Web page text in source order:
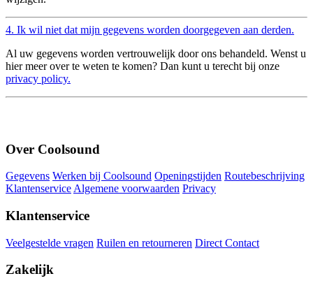
4. Ik wil niet dat mijn gegevens worden doorgegeven aan derden.
Al uw gegevens worden vertrouwelijk door ons behandeld. Wenst u
hier meer over te weten te komen? Dan kunt u terecht bij onze
privacy policy.
Over Coolsound
Gegevens Werken bij Coolsound Openingstijden Routebeschrijving
Klantenservice Algemene voorwaarden Privacy
Klantenservice
Veelgestelde vragen Ruilen en retourneren Direct Contact
Zakelijk